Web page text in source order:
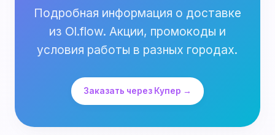
Подробная информация о доставке
из Ol.flow. Акции, промокоды и
условия работы в разных городах.
Заказать через Купер →